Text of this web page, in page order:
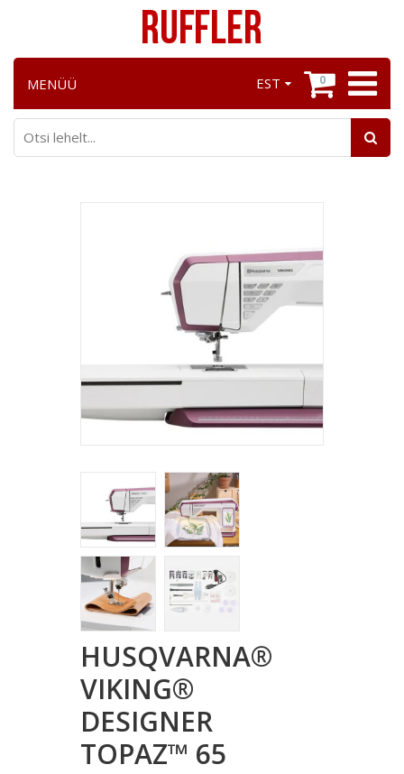
EST 0
MENÜÜ
HUSQVARNA®
VIKING®
DESIGNER
TOPAZ™ 65